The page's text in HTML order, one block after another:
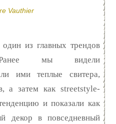
Vauthier
из главных трендов
мы видели
ими теплые свитера,
а затем как streetstyle-
и показали как
декор в повседневный